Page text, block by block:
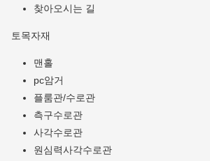
찾아오시는 길
토목자재
맨홀
pc암거
플룸관/수로관
측구수로관
사각수로관
원심력사각수로관